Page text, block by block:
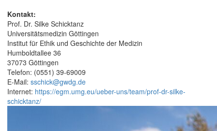
Kontakt:
Prof. Dr. Silke Schicktanz
Universitätsmedizin Göttingen
Institut für Ethik und Geschichte der Medizin
Humboldtallee 36
37073 Göttingen
Telefon: (0551) 39-69009
E-Mail: sschick@gwdg.de
Internet: https://egm.umg.eu/ueber-uns/team/prof-dr-silke-
schicktanz/